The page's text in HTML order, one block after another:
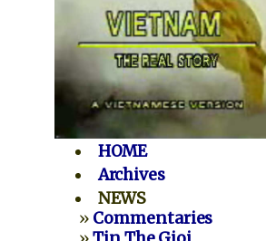
HOME
Archives
NEWS
» Commentaries